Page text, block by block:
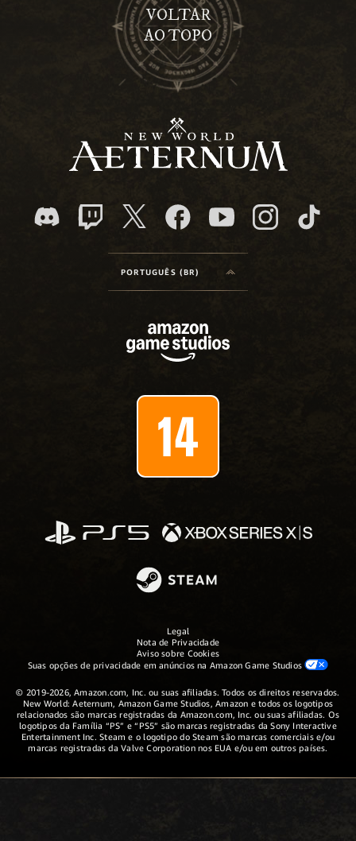
VOLTAR
AO TOPO
PORTUGUÊS (BR)
Legal
Nota de Privacidade
Aviso sobre Cookies
Suas opções de privacidade em anúncios na Amazon Game Studios
© 2019-2026, Amazon.com, Inc. ou suas afiliadas. Todos os direitos reservados.
New World: Aeternum, Amazon Game Studios, Amazon e todos os logotipos
relacionados são marcas registradas da Amazon.com, Inc. ou suas afiliadas. Os
logotipos da Família “PS” e “PS5” são marcas registradas da Sony Interactive
Entertainment Inc. Steam e o logotipo do Steam são marcas comerciais e/ou
marcas registradas da Valve Corporation nos EUA e/ou em outros países.